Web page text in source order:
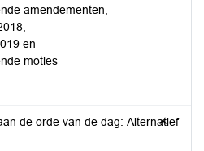
amendementen,
en
moties
de orde van de dag: Alternatief